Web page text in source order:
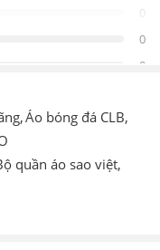
cao tần,
0
0
0
,Áo bóng đá CLB,
quần áo sao việt,